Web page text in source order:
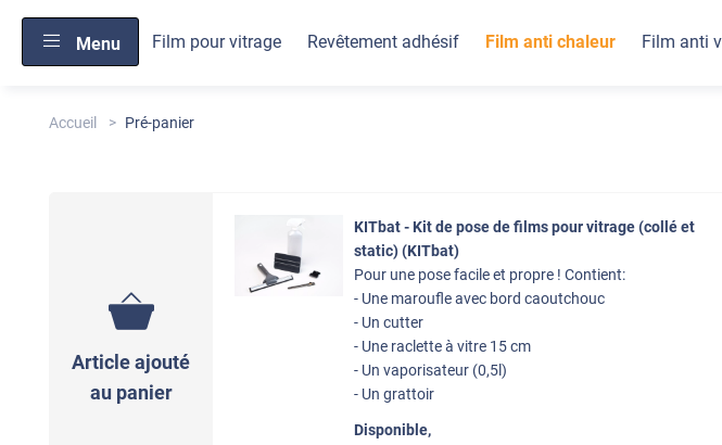
Menu Film pour vitrage Revêtement adhésif Film anti chaleur Film anti
Accueil Pré-panier
Article ajouté
au panier
KITbat - Kit de pose de films pour vitrage (collé et
static) (KITbat)
Pour une pose facile et propre ! Contient:
- Une maroufle avec bord caoutchouc
- Un cutter
- Une raclette à vitre 15 cm
- Un vaporisateur (0,5l)
- Un grattoir
Disponible,